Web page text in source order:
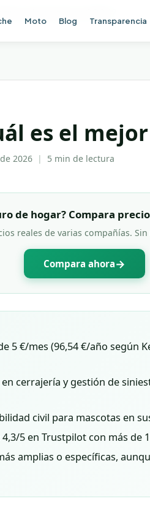
Moto Blog Transparencia
de hogar en 2026?
es el
2026 | 5 min de lectura
de hogar? Compara
reales de varias compañías.
Compara ahora→
5 €/mes (96,54 €/año según
cerrajería y gestión de
civil para mascotas en
5 en Trustpilot con más de
amplias o específicas,